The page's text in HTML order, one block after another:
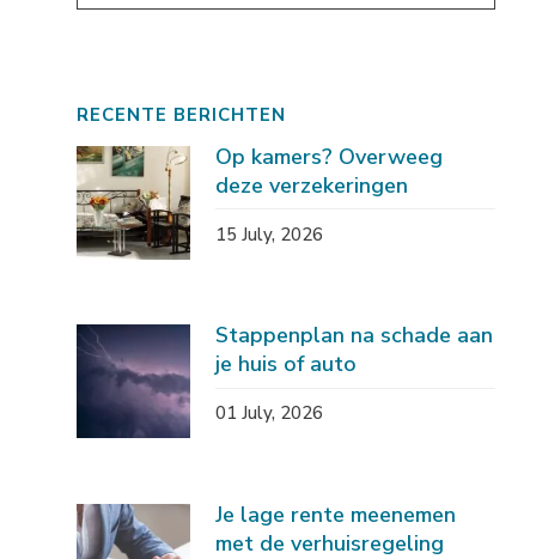
RECENTE BERICHTEN
Op kamers? Overweeg
deze verzekeringen
15 July, 2026
Stappenplan na schade aan
je huis of auto
01 July, 2026
Je lage rente meenemen
met de verhuisregeling